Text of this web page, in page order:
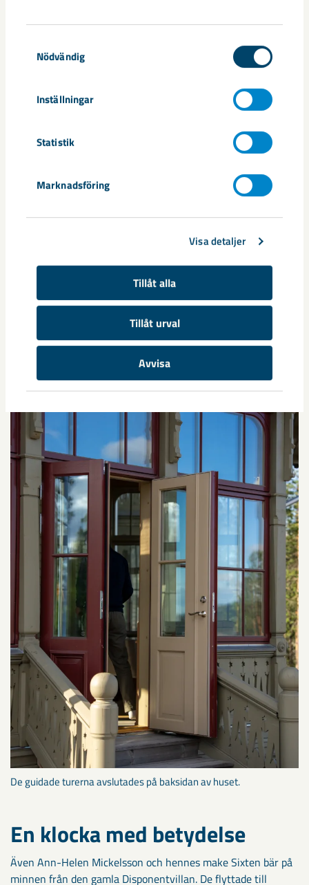
Nödvändig
Inställningar
Statistik
Marknadsföring
Visa detaljer
Tillåt alla
Tillåt urval
Avvisa
Tornet fick följa med från originalvillan.
De guidade turerna avslutades på baksidan av huset.
En klocka med betydelse
Även Ann-Helen Mickelsson och hennes make Sixten bär på
minnen från den gamla Disponentvillan. De flyttade till